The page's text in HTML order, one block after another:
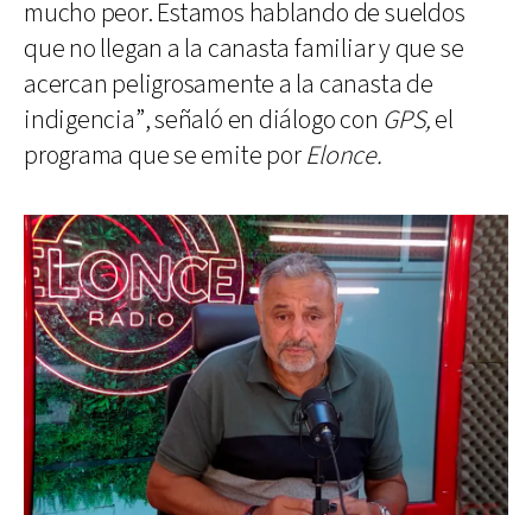
mucho peor. Estamos hablando de sueldos
que no llegan a la canasta familiar y que se
acercan peligrosamente a la canasta de
indigencia”, señaló en diálogo con GPS,el
programa que se emite porElonce.